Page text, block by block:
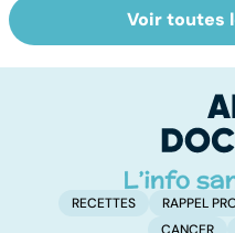
La tuberculose
pulmonaire
Voir toutes
RECETTES RAPPEL